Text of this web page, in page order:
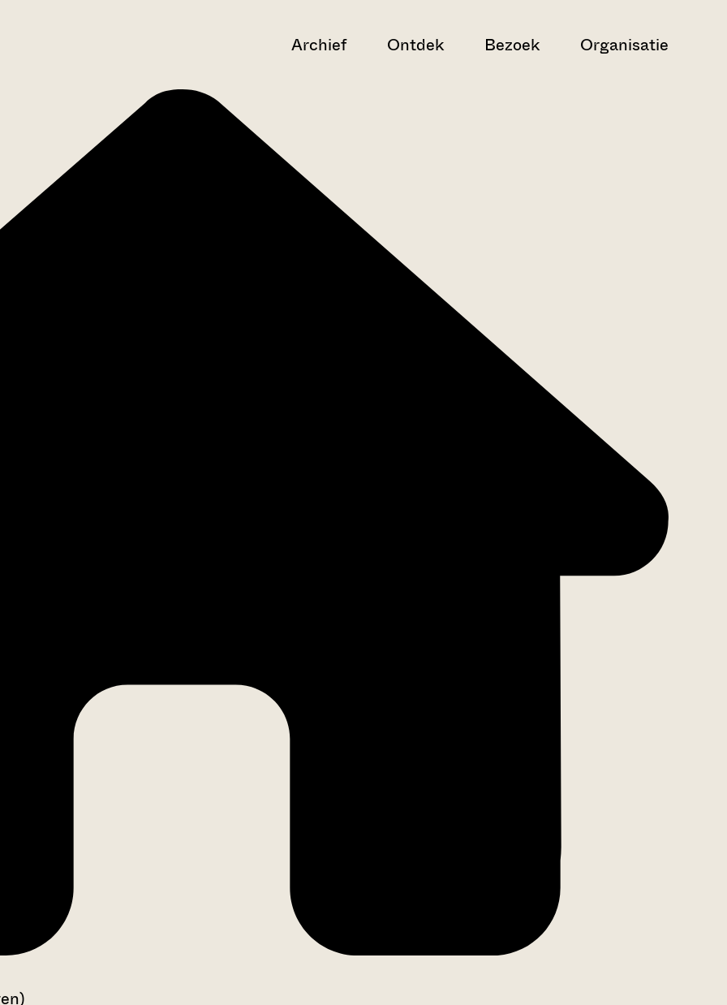
Archief Ontdek Bezoek Organisatie